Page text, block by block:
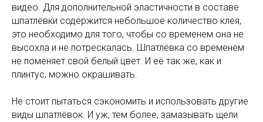
видео. Для дополнительной эластичности в составе
шпатлёвки содержится небольшое количество клея,
это необходимо для того, чтобы со временем она не
высохла и не потрескалась. Шпатлёвка со временем
не поменяет свой белый цвет. И её так же, как и
плинтус, можно окрашивать.
Не стоит пытаться сэкономить и использовать другие
виды шпатлёвок. И уж, тем более, замазывать щели